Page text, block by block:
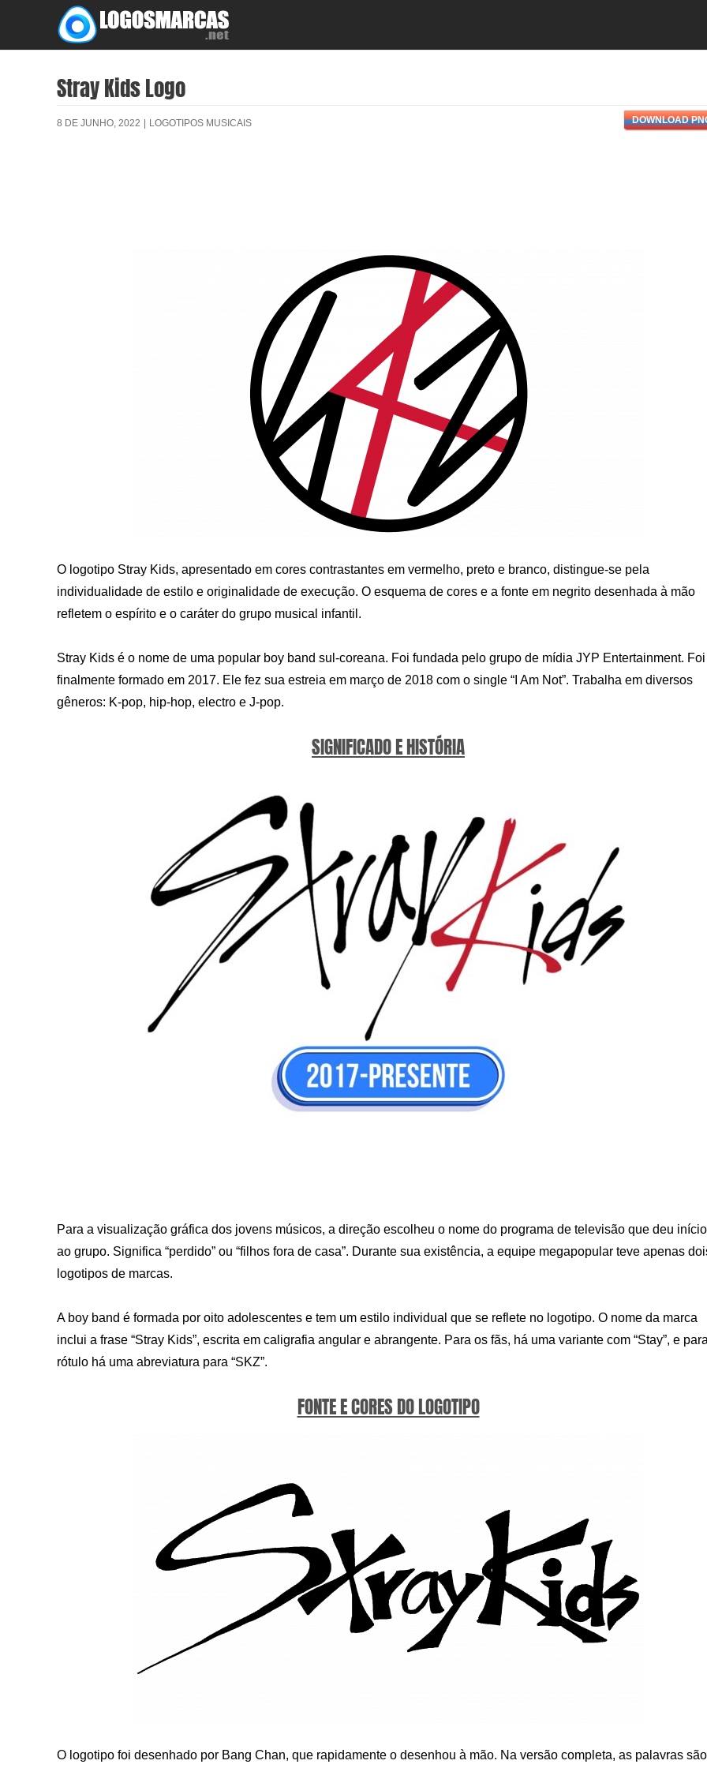
content
Stray Kids Logo
8 DE JUNHO, 2022 | LOGOTIPOS MUSICAIS DOWNLOAD
O logotipo Stray Kids, apresentado em cores contrastantes em vermelho, preto e branco, distingue-se pela
individualidade de estilo e originalidade de execução. O esquema de cores e a fonte em negrito desenhada à mão
refletem o espírito e o caráter do grupo musical infantil.
Stray Kids é o nome de uma popular boy band sul-coreana. Foi fundada pelo grupo de mídia JYP Entertainment. Foi
finalmente formado em 2017. Ele fez sua estreia em março de 2018 com o single “I Am Not”. Trabalha em diversos
gêneros: K-pop, hip-hop, electro e J-pop.
SIGNIFICADO E HISTÓRIA
Para a visualização gráfica dos jovens músicos, a direção escolheu o nome do programa de televisão que deu início
ao grupo. Significa “perdido” ou “filhos fora de casa”. Durante sua existência, a equipe megapopular teve apenas
logotipos de marcas.
A boy band é formada por oito adolescentes e tem um estilo individual que se reflete no logotipo. O nome da marca
inclui a frase “Stray Kids”, escrita em caligrafia angular e abrangente. Para os fãs, há uma variante com “Stay”, e
rótulo há uma abreviatura para “SKZ”.
FONTE E CORES DO LOGOTIPO
O logotipo foi desenhado por Bang Chan, que rapidamente o desenhou à mão. Na versão completa, as palavras são